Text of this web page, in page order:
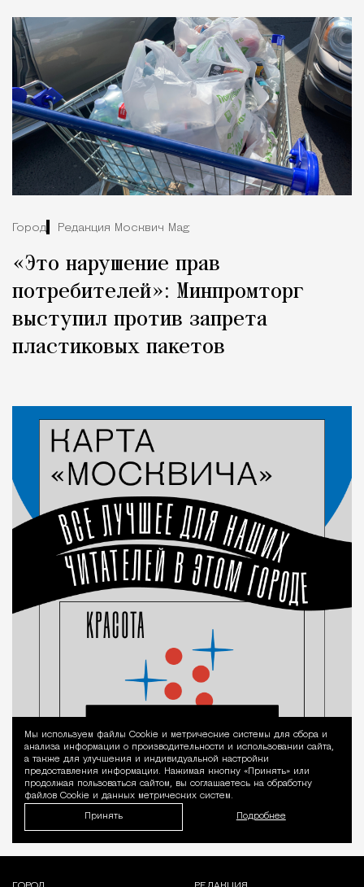
Город Редакция Москвич Mag
«Это нарушение прав
потребителей»: Минпромторг
выступил против запрета
пластиковых пакетов
Уведомление
Мы используем файлы Сookie и метрические системы для сбора и
анализа информации о производительности и использовании сайта,
а также для улучшения и индивидуальной настройки
предоставления информации. Нажимая кнопку «Принять» или
продолжая пользоваться сайтом, вы соглашаетесь на обработку
файлов Cookie и данных метрических систем.
Принять Подробнее